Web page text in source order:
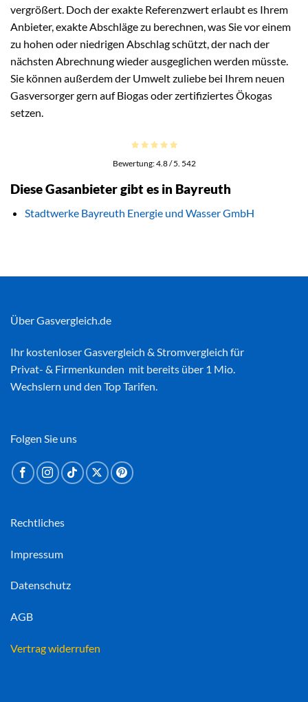
vergrößert. Doch der exakte Referenzwert erlaubt es Ihrem
Anbieter, exakte Abschläge zu berechnen, was Sie vor einem
zu hohen oder niedrigen Abschlag schützt, der nach der
nächsten Abrechnung wieder ausgeglichen werden müsste.
Sie können außerdem der Umwelt zuliebe bei Ihrem neuen
Gasversorger gern auf Biogas oder zertifiziertes Ökogas
setzen.
Bewertung:4.8/ 5. 542
Diese Gasanbieter gibt es in Bayreuth
Stadtwerke Bayreuth Energie und Wasser GmbH
Über Gasvergleich.de
Ihr kostenloserGasvergleich & Stromvergleich für
Privat- & Firmenkunden mit bereits über 1 Mio.
Wechslern und den Top Tarifen.
Rechtliches
Impressum
Datenschutz
AGB
Vertrag widerrufen
Folgen Sie uns